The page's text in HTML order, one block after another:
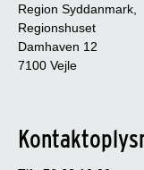
Region Syddanmark,
Regionshuset
Damhaven 12
7100 Vejle